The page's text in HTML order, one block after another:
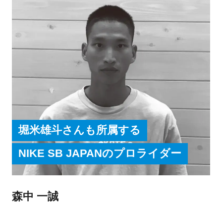
堀米雄斗さんも所属する
NIKE SB JAPANのプロライダー
森中 一誠